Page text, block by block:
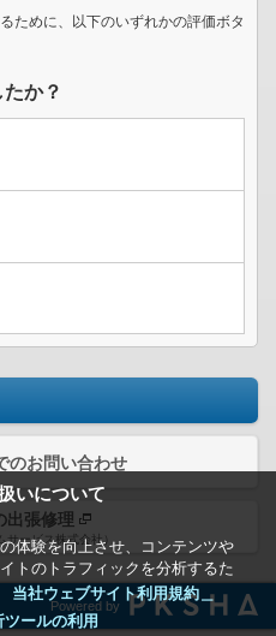
いについて
体験を向上させ、コンテンツや
トのトラフィックを分析するた
当社ウェブサイト利用規約＿
ールの利用
ために、以下のいずれかの評価ボタ
か？
のお問い合わせ
出張修理
サービス株式会社）
Powered by